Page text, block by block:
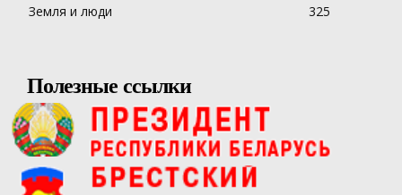
Земля и люди
325
Полезные ссылки